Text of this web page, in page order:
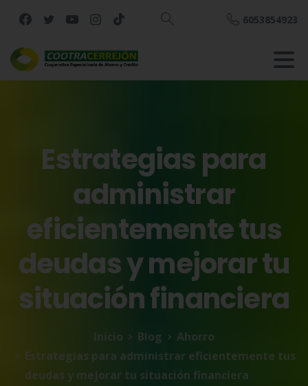
Buscar
6053854923
Estrategiaspara
administrar
eficientementetus
deudasymejorartu
situaciónfinanciera
Inicio Blog
Ahorro
Estrategias para administrar eficientemente tus
deudas y mejorar tu situación financiera